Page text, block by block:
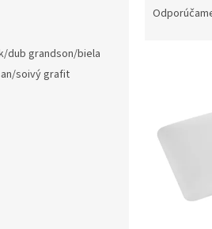
dub grandson/biela
soivý grafit